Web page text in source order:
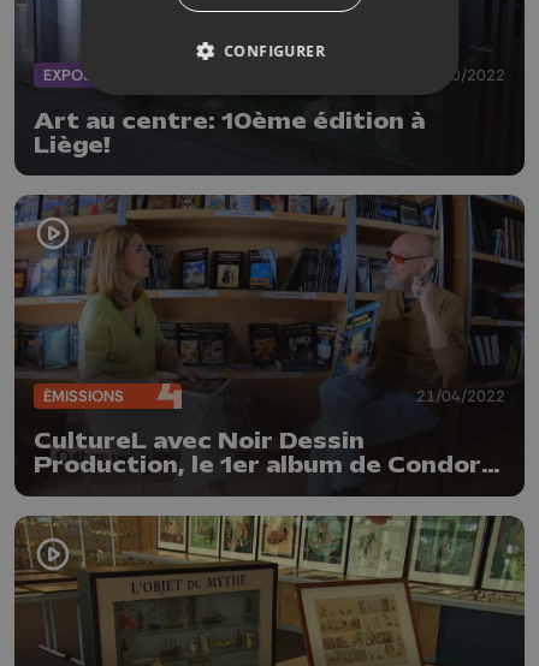
EXPOS 26/10/2022
Art au centre: 10ème édition à
Liège!
ÉMISSIONS 21/04/2022
CultureL avec Noir Dessin
Production, le 1er album de Condore
et le festival Images Sonores
CONFIGURER